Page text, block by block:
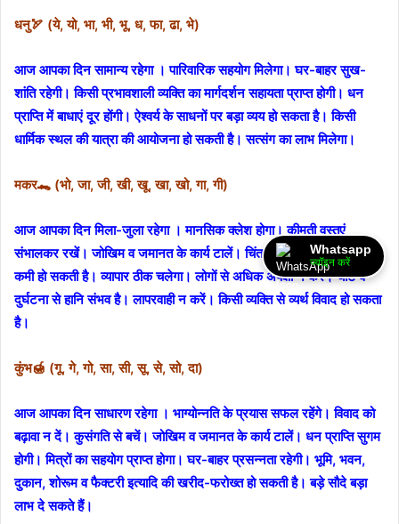
धनु🏹 (ये, यो, भा, भी, भू, ध, फा, ढा, भे)
आज आपका दिन सामान्य रहेगा । पारिवारिक सहयोग मिलेगा। घर-बाहर सुख-
शांति रहेगी। किसी प्रभावशाली व्यक्ति का मार्गदर्शन सहायता प्राप्त होगी। धन
प्राप्ति में बाधाएं दूर होंगी। ऐश्वर्य के साधनों पर बड़ा व्यय हो सकता है। किसी
धार्मिक स्थल की यात्रा की आयोजना हो सकती है। सत्संग का लाभ मिलेगा।
मकर🐊 (भो, जा, जी, खी, खू, खा, खो, गा, गी)
आज आपका दिन मिला-जुला रहेगा । मानसिक क्लेश होगा। कीमती वस्तुएं
संभालकर रखें। जोखिम व जमानत के कार्य टालें। चिंता तथा तनाव रहेंगे। आय में
कमी हो सकती है। व्यापार ठीक चलेगा। लोगों से अधिक अपेक्षा न करें। चोट व
दुर्घटना से हानि संभव है। लापरवाही न करें। किसी व्यक्ति से व्यर्थ विवाद हो सकता
है।
कुंभ🍯 (गू, गे, गो, सा, सी, सू, से, सो, दा)
आज आपका दिन साधारण रहेगा । भाग्योन्नति के प्रयास सफल रहेंगे। विवाद को
बढ़ावा न दें। कुसंगति से बचें। जोखिम व जमानत के कार्य टालें। धन प्राप्ति सुगम
होगी। मित्रों का सहयोग प्राप्त होगा। घर-बाहर प्रसन्नता रहेगी। भूमि, भवन,
दुकान, शोरूम व फैक्टरी इत्यादि की खरीद-फरोख्त हो सकती है। बड़े सौदे बड़ा
लाभ दे सकते हैं।
Whatsapp
ज्वॉइन करें